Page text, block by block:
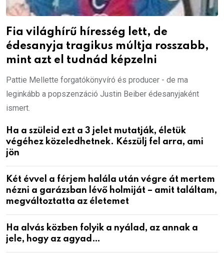
Fia világhírű híresség lett, de
édesanyja tragikus múltja rosszabb,
mint azt el tudnád képzelni
Pattie Mellette forgatókönyvíró és producer - de ma
leginkább a popszenzáció Justin Beiber édesanyjaként
ismert.
Ha a szüleid ezt a 3 jelet mutatják, életük
végéhez közeledhetnek. Készülj fel arra, ami
jön
Két évvel a férjem halála után végre át mertem
nézni a garázsban lévő holmiját – amit találtam,
megváltoztatta az életemet
Ha alvás közben folyik a nyálad, az annak a
jele, hogy az agyad…